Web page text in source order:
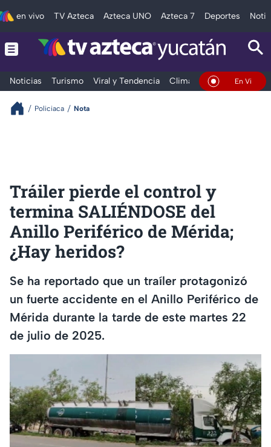
en vivo TV Azteca Azteca UNO Azteca 7 Deportes
Noticias Turismo Viral y Tendencia Clima DeportesEn Vivo
Policiaca Nota
Tráiler pierde el control y
termina SALIÉNDOSE del
Anillo Periférico de Mérida;
¿Hay heridos?
Se ha reportado que un traíler protagonizó
un fuerte accidente en el Anillo Periférico de
Mérida durante la tarde de este martes 22
de julio de 2025.